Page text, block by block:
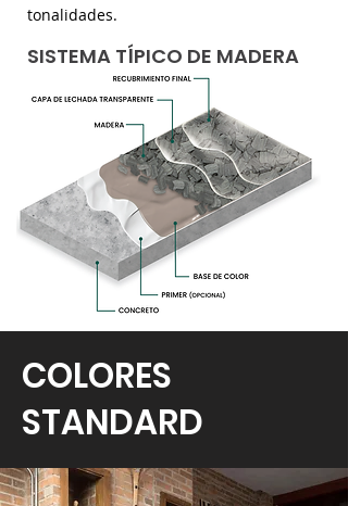
tonalidades.
SISTEMA TĺPICO DE MADERA
COLORES
STANDARD